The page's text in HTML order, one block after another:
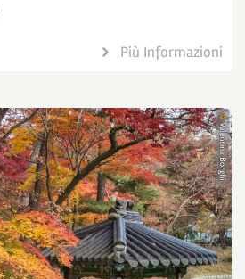
Più Informazioni